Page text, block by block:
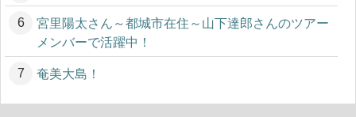
宮里陽太さん～都城市在住～山下達郎さんのツアー
メンバーで活躍中！
奄美大島！